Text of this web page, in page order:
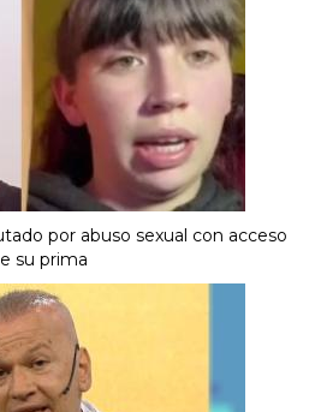
por abuso sexual con acceso
su prima